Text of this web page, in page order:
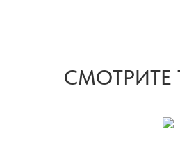
СМОТРИТЕ